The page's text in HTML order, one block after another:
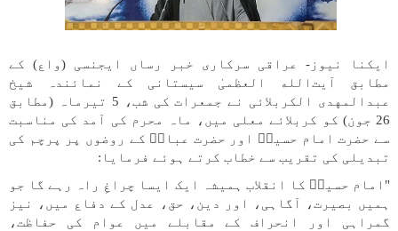
ایکنا نیوز- عراقی سرکاری خبر رساں ایجنسی (واع) کے
مطابق آیت‌الله العظمیٰ سیستانی کے نمائندہ شیخ
عبدالمهدی الکربلائی نے جمعرات کی شب، 5 تیرماہ (مطابق
26 جون) کو کربلائے معلی میں، ماہ محرم کی آمد کی مناسبت
سے حضرت امام حسینؑ اور حضرت عباسؑ کے روضوں پر پرچم کی
تبدیلی کی تقریب سے خطاب کرتے ہوئے فرمایا:
"امام حسینؑ کا انقلاب ہمیشہ ایک ایسا چراغِ راہ رہے گا جو
ہمیں بصیرت، آگاہی، اور دین، حق، عدل کے دفاع میں، نیز
گمراہی اور انحراف کے مقابلے میں عوام کی حفاظت،